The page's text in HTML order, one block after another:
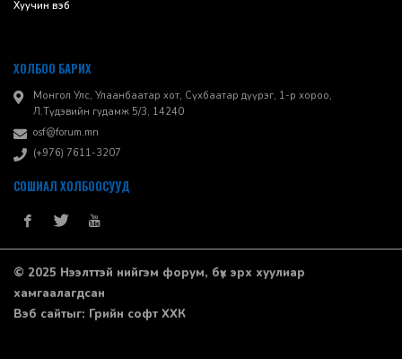
Хуучин вэб
ХОЛБОО БАРИХ
Монгол Улс, Улаанбаатар хот, Сүхбаатар дүүрэг, 1-р хороо, ​
Л.Түдэвийн гудамж 5/3, 14240
osf@forum.mn
(+976) 7611-3207
СОШИАЛ ХОЛБООСУУД
© 2025 Нээлттэй нийгэм форум, бүх эрх хуулиар
хамгаалагдсан
Вэб сайтыг: Грийн софт ХХК